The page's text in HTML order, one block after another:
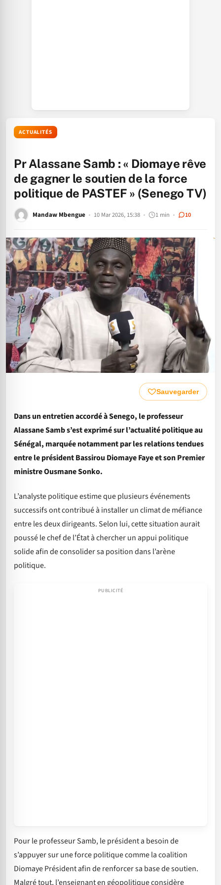
ACTUALITÉS
Pr Alassane Samb : « Diomaye rêve
de gagner le soutien de la force
politique de PASTEF » (Senego TV)
Mandaw Mbengue 10 Mar 2026, 15:38 1 min 10
Sauvegarder
Dans un entretien accordé à Senego, le professeur
Alassane Samb s’est exprimé sur l’actualité politique au
Sénégal, marquée notamment par les relations tendues
entre le président Bassirou Diomaye Faye et son Premier
ministre Ousmane Sonko.
L’analyste politique estime que plusieurs événements
successifs ont contribué à installer un climat de méfiance
entre les deux dirigeants. Selon lui, cette situation aurait
poussé le chef de l’État à chercher un appui politique
solide afin de consolider sa position dans l’arène
politique.
Pour le professeur Samb, le président a besoin de
s’appuyer sur une force politique comme la coalition
Diomaye Président afin de renforcer sa base de soutien.
Malgré tout, l’enseignant en géopolitique considère